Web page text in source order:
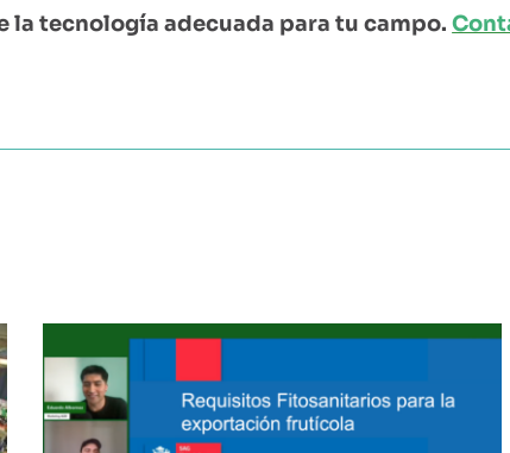
tecnología adecuada para tu campo.